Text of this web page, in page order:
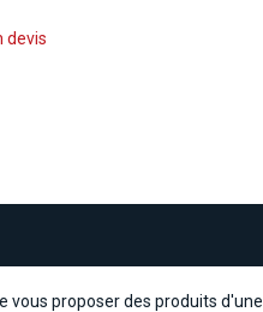
devis
vous proposer des produits d'une